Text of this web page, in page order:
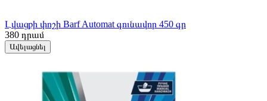
Լվացքի փոշի Barf Automat գունավոր 450 գր
380 դրամ
Ավելացնել